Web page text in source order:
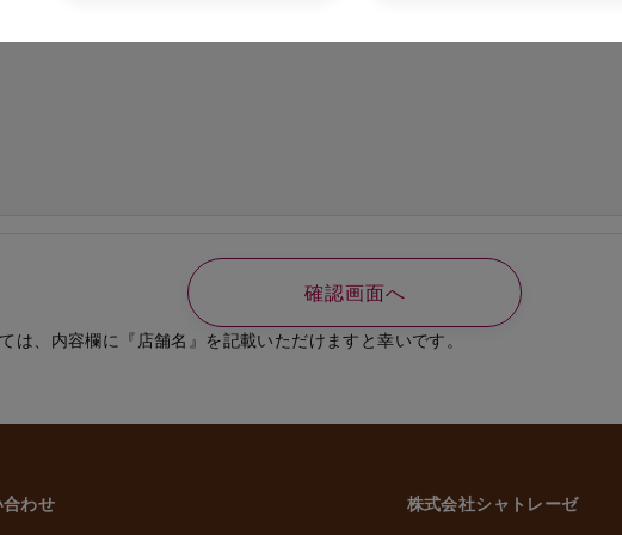
先の従業員、役員に関する個人情報
(７)に記載した利用目的以外で個人情報を取得または利用する場合は、個別に利用目的を明示
報の第三者への委託・提供について
、内容欄に『店舗名』を記載いただけますと幸いです。
わせ 株式会社シャトレーゼ